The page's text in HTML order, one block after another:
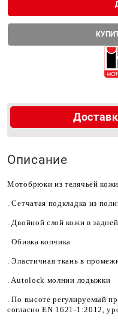
Описание
Мотобрюки из телячьей
. Сетчатая подкладка из
. Двойной слой кожи в
. Обивка копчика
. Эластичная ткань в
. Autolock молнии лодыжки
. По высоте регулируемый
согласно EN 1621-1:2012,